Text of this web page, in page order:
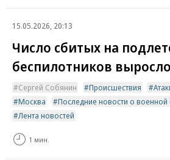
15.05.2026, 20:13
Число сбитых на
беспилотников
Сергей Собянин Происшествия
Москва
Последние новости о военной
Лента новостей
1 мин.